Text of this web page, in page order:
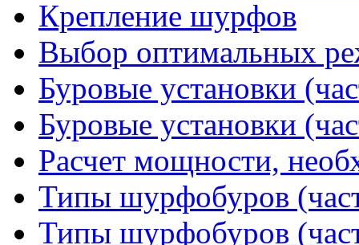
Крепление шурфов
Выбор оптимальных
Буровые установки
Буровые установки
Расчет мощности,
Типы шурфобуров
Типы шурфобуров